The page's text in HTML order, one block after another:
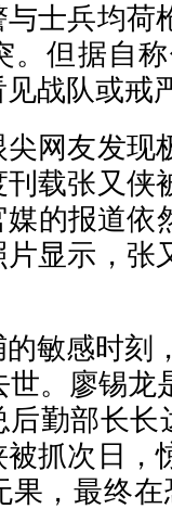
士兵均荷
。但据自
战队或戒
网友发现
载张又侠
的报道依
显示，张
敏感时刻
世。廖锡龙
后勤部长
抓次日，
果，最终